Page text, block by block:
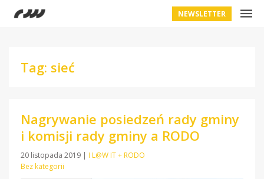
NEWSLETTER
Tag: sieć
Nagrywanie posiedzeń rady gminy
i komisji rady gminy a RODO
20 listopada 2019 | I L@W IT + RODO
Bez kategorii